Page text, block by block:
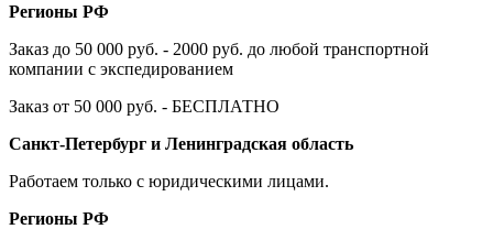
Регионы РФ
Заказ до 50 000 руб. - 2000 руб. до любой транспортной
компании с экспедированием
Заказ от 50 000 руб. - БЕСПЛАТНО
Санкт-Петербург и Ленинградская область
Работаем только с юридическими лицами.
Регионы РФ